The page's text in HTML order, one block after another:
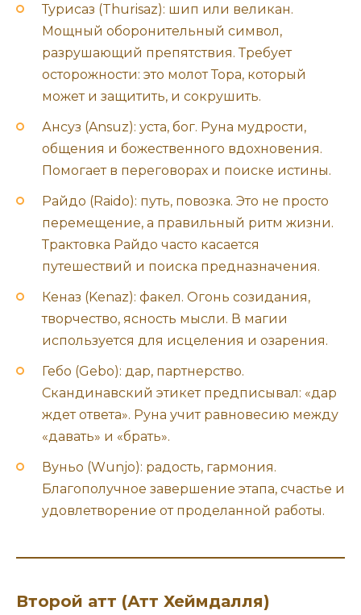
Турисаз (Thurisaz): шип или великан.
Мощный оборонительный символ,
разрушающий препятствия. Требует
осторожности: это молот Тора, который
может и защитить, и сокрушить.
Ансуз (Ansuz): уста, бог. Руна мудрости,
общения и божественного вдохновения.
Помогает в переговорах и поиске истины.
Райдо (Raido): путь, повозка. Это не просто
перемещение, а правильный ритм жизни.
Трактовка Райдо часто касается
путешествий и поиска предназначения.
Кеназ (Kenaz): факел. Огонь созидания,
творчество, ясность мысли. В магии
используется для исцеления и озарения.
Гебо (Gebo): дар, партнерство.
Скандинавский этикет предписывал: «дар
ждет ответа». Руна учит равновесию между
«давать» и «брать».
Вуньо (Wunjo): радость, гармония.
Благополучное завершение этапа, счастье и
удовлетворение от проделанной работы.
Второй атт (Атт Хеймдалля)